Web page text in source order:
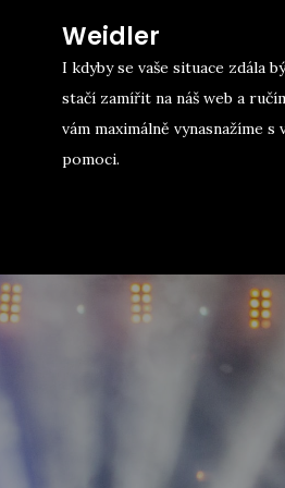
content
Weidler
I kdyby se vaše situace zdála
stačí zamířit na náš web a
vám maximálně vynasnažíme
pomoci.